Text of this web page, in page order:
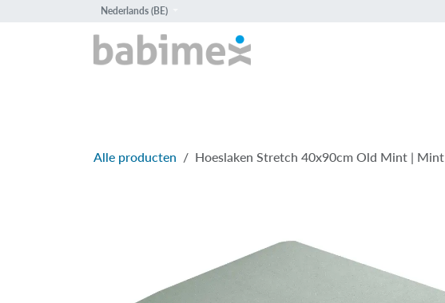
Overslaan naar inhoudNederlands (BE)
Alle producten Hoeslaken Stretch 40x90cm Old Mint | Mint